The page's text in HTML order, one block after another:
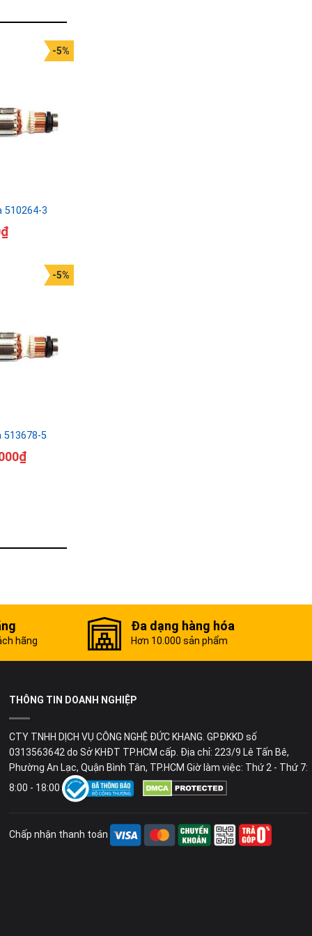
510264-3
-5%
₫
513678-5
-5%
₫
hãng
Đa dạng hàng hóa
Hơn 10.000 sản phẩm
THÔNG TIN DOANH NGHIỆP
CTY TNHH DỊCH VỤ CÔNG NGHỆ ĐỨC KHANG. GPĐKKD số
0313563642 do Sở KHĐT TP.HCM cấp. Địa chỉ: 223/9 Lê Tấn Bê,
Phường An Lạc, Quận Bình Tân, TP.HCM Giờ làm việc: Thứ 2 - Thứ 7:
8:00 - 18:00
Chấp nhận thanh toán